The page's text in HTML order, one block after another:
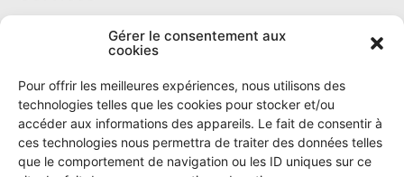
Gérer le consentement aux
cookies
Pour offrir les meilleures expériences, nous utilisons des
technologies telles que les cookies pour stocker et/ou
accéder aux informations des appareils. Le fait de consentir à
ces technologies nous permettra de traiter des données telles
que le comportement de navigation ou les ID uniques sur ce
Archives
Tarifs et dates de parutions
Politique de cookies
Politique de confidentialité